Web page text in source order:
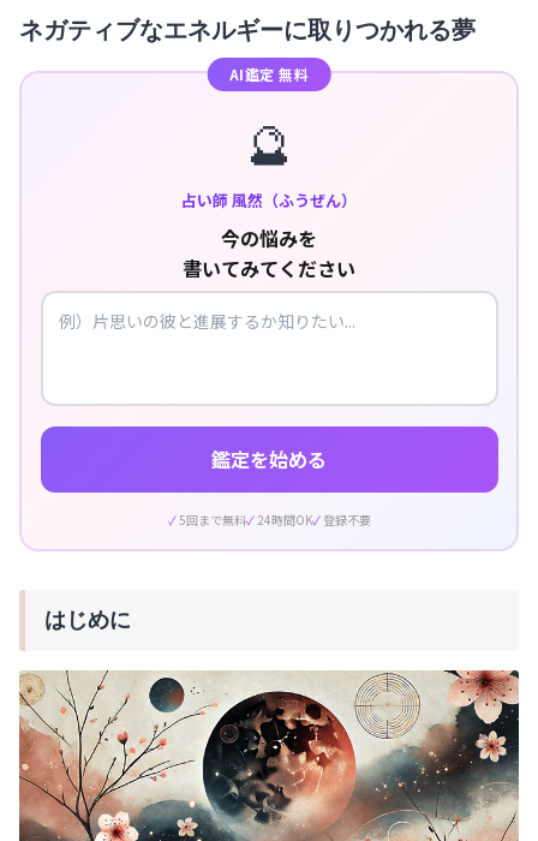
ネガティブなエネルギーに取りつかれる夢
AI鑑定 無料
🔮
占い師 風然（ふうぜん）
今の悩みを
書いてみてください
鑑定を始める
5回まで無料 24時間OK 登録不要
はじめに